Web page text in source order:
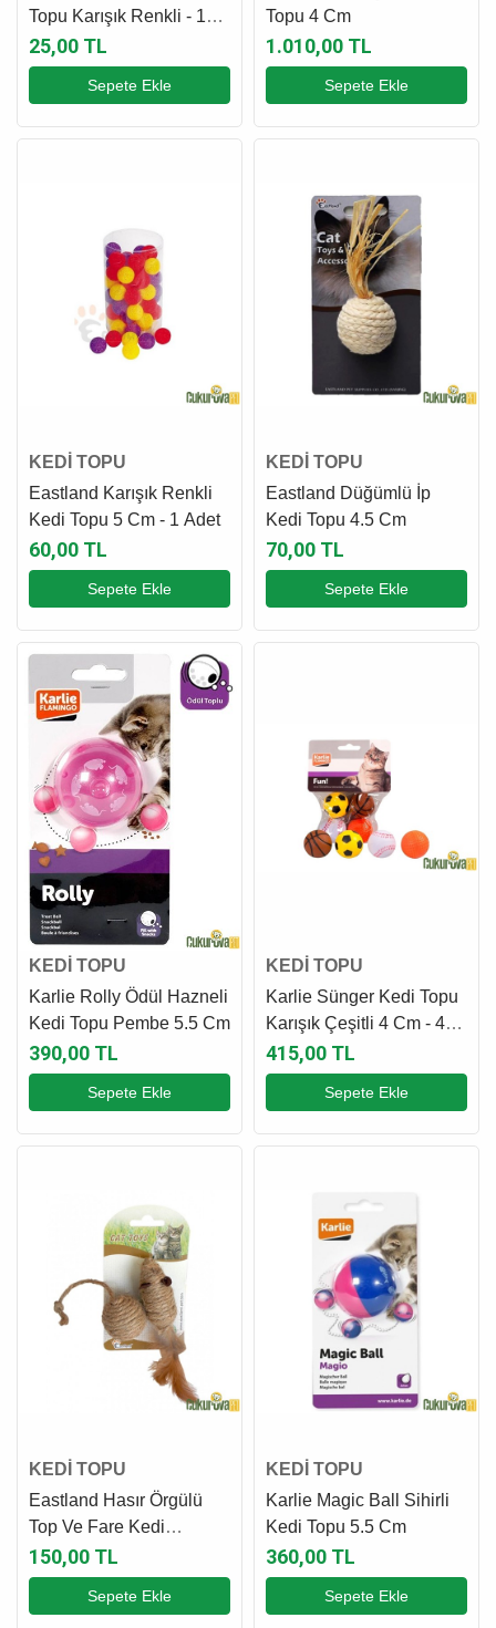
Topu Karışık Renkli - 1
Adet
25,00 TL
Sepete Ekle
Topu 4 Cm
1.010,00 TL
Sepete Ekle
KEDİ TOPU
Eastland Karışık Renkli
Kedi Topu 5 Cm - 1 Adet
60,00 TL
Sepete Ekle
KEDİ TOPU
Eastland Düğümlü İp
Kedi Topu 4.5 Cm
70,00 TL
Sepete Ekle
KEDİ TOPU
Karlie Rolly Ödül Hazneli
Kedi Topu Pembe 5.5 Cm
390,00 TL
Sepete Ekle
KEDİ TOPU
Karlie Sünger Kedi Topu
Karışık Çeşitli 4 Cm - 4
Adet
415,00 TL
Sepete Ekle
KEDİ TOPU
Eastland Hasır Örgülü
Top Ve Fare Kedi
Oyuncağı 7 Cm
150,00 TL
Sepete Ekle
KEDİ TOPU
Karlie Magic Ball Sihirli
Kedi Topu 5.5 Cm
360,00 TL
Sepete Ekle